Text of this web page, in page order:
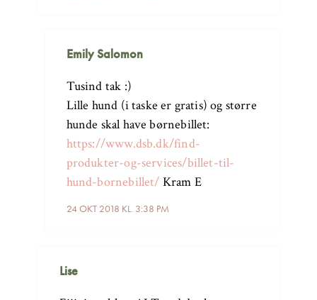
Emily Salomon
24 OKT 2018 KL. 3:38 PM
Tusind tak :)
Lille hund (i taske er gratis) og større
hunde skal have børnebillet:
https://www.dsb.dk/find-
produkter-og-services/billet-til-
hund-bornebillet/ Kram E
Lise